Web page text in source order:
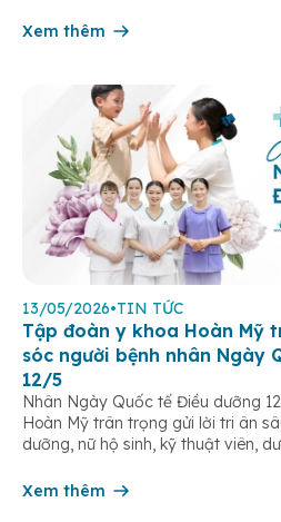
Xem thêm
13/05/2026•TIN TỨC
Tập đoàn y khoa Hoàn Mỹ
sóc người bệnh nhân Ngày
12/5
Nhân Ngày Quốc tế Điều dưỡng
Hoàn Mỹ trân trọng gửi lời tri ân
dưỡng, nữ hộ sinh, kỹ thuật viên,
âm thầm đồng hành trên […]
Xem thêm